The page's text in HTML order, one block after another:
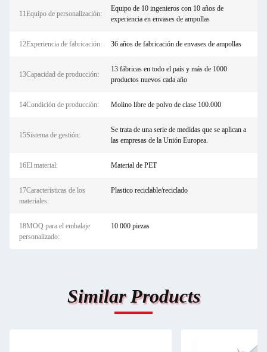
11Equipo de personalización:
Equipo de 10 ingenieros con 10 años de
experiencia en envases de ampollas
12Experiencia de fabricación: 36 años de fabricación de envases de ampollas
13Capacidad de producción:
13 fábricas en todo el país y más de 1000
productos nuevos cada año
14Condición de producción: Molino libre de polvo de clase 100.000
15Sistema de gestión:
Se trata de una serie de medidas que se aplican a
las empresas de la Unión Europea.
16El material: Material de PET
17Características de los
materiales:
Plastico reciclable/reciclado
18MOQ para el embalaje
personalizado:
10 000 piezas
Similar Products